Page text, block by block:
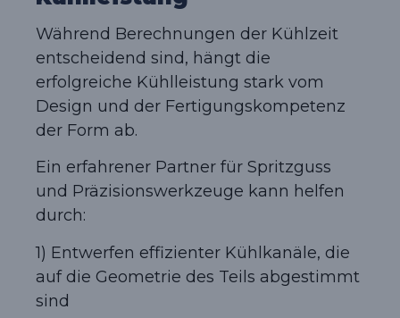
Während Berechnungen der Kühlzeit
entscheidend sind, hängt die
erfolgreiche Kühlleistung stark vom
Design und der Fertigungskompetenz
der Form ab.
Ein erfahrener Partner für Spritzguss
und Präzisionswerkzeuge kann helfen
durch:
1) Entwerfen effizienter Kühlkanäle, die
auf die Geometrie des Teils abgestimmt
sind